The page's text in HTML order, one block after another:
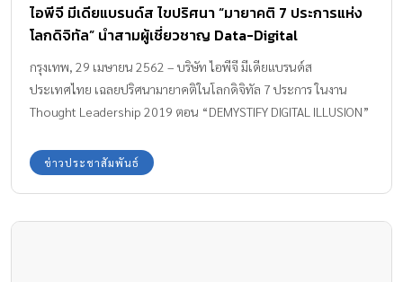
ไอพีจี มีเดียแบรนด์ส ไขปริศนา “มายาคติ 7 ประการแห่ง
โลกดิจิทัล” นำสามผู้เชี่ยวชาญ Data-Digital
Performance-Digital Solutions เปิดเวทีสัมมนางาน
ใหญ่ประจำปี Thought Leadership 2019 : DEMYSTIFY
กรุงเทพ, 29 เมษายน 2562 – บริษัท ไอพีจี มีเดียแบรนด์ส
ประเทศไทย เฉลยปริศนามายาคติในโลกดิจิทัล 7 ประการ ในงาน
Thought Leadership 2019 ตอน “DEMYSTIFY DIGITAL ILLUSION”
ตลาดและการสื่อสารในโลกดิจิทัล โดยมีสามกูรูมากประสบการณ์นำ
ข้อมูลเชิงสถิติ ผลวิจัยและความก้าวล้ำทางนวัตกรรมมาเปิดเผยข้อเท็จ
ที่เทคโนโลยีก้าวหน้าอย่างรวดเร็ว ไม่เพียงแต่เปลี่ยนไลฟ์สไตล์การใช้
ข่าวประชาสัมพันธ์